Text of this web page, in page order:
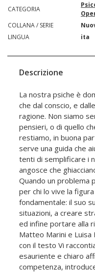
CATEGORIA
COLLANA / SERIE
LINGUA
ita
Descrizione
La nostra psiche è
che dal conscio, e
ragione. Non siamo
pensieri, o di quello
restiamo, in buona
serve una guida che
tenti di semplificare i
angosce che
Quando un problema
per chi lo vive la
fondamentale: il suo
situazioni, a creare
ed infine portare alla
Matteo Marini e
con il testo Vi
esauriente e chiaro
competenza,